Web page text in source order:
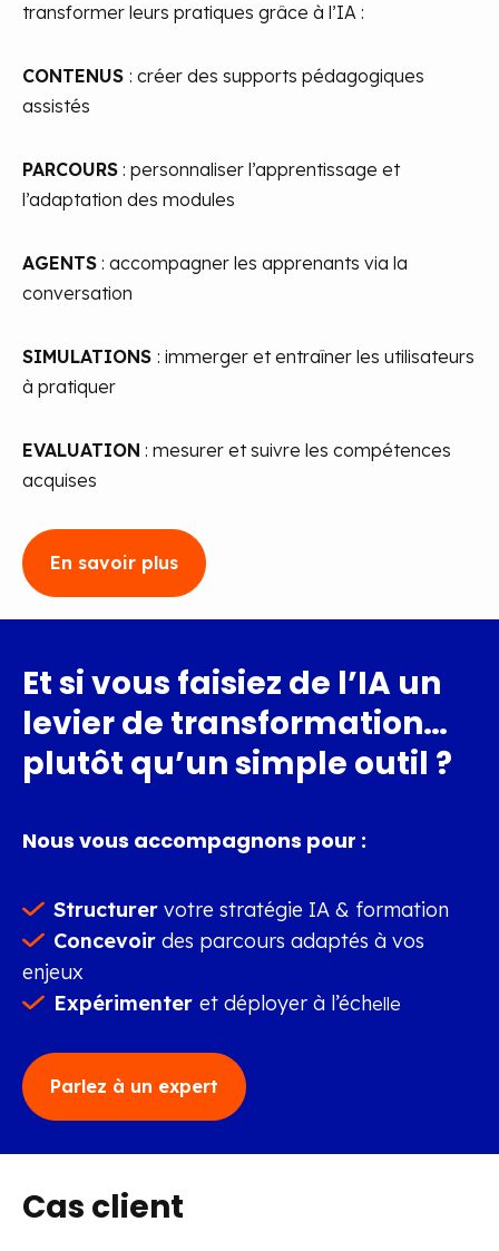
transformer leurs pratiques grâce à l’IA :
CONTENUS : créer des supports pédagogiques
assistés
PARCOURS : personnaliser l’apprentissage et
l’adaptation des modules
AGENTS : accompagner les apprenants via la
conversation
SIMULATIONS : immerger et entraîner les utilisateurs
à pratiquer
EVALUATION : mesurer et suivre les compétences
acquises
En savoir plus
Et si vous faisiez de l’IA un
levier de transformation…
plutôt qu’un simple outil ?
Nous vous accompagnons pour :
Structurer votre stratégie IA & formation
Concevoir des parcours adaptés à vos
enjeux
Expérimenter et déployer à l’échelle
Parlez à un expert
Cas client